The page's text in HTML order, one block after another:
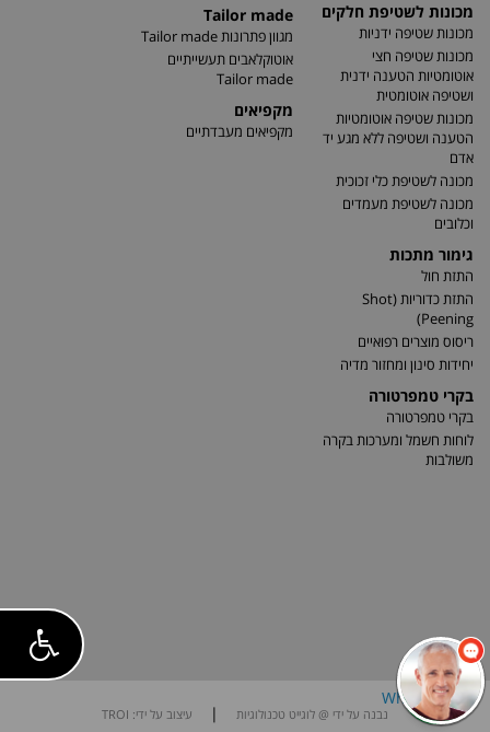
מכונות לשטיפת חלקים
מכונות שטיפה ידניות
מכונות שטיפה חצי
אוטומטיות הטענה ידנית
ושטיפה אוטומטית
מכונות שטיפה אוטומטיות
הטענה ושטיפה ללא מגע יד
אדם
מכונה לשטיפת כלי זכוכית
מכונה לשטיפת מעמדים
וכלובים
גימור מתכות
התזת חול
התזת כדוריות (Shot
Peening)
ריסוס מוצרים רפואיים
יחידות סינון ומחזור מדיה
בקרי טמפרטורה
בקרי טמפרטורה
לוחות חשמל ומערכות בקרה
משולבות
Tailor made
מגוון פתרונות Tailor made
אוטוקלאבים תעשייתיים
Tailor made
מקפיאים
מקפיאים מעבדתיים
נבנה על ידי @ לוגייט טכנולוגיות | עיצוב על ידי: TROI